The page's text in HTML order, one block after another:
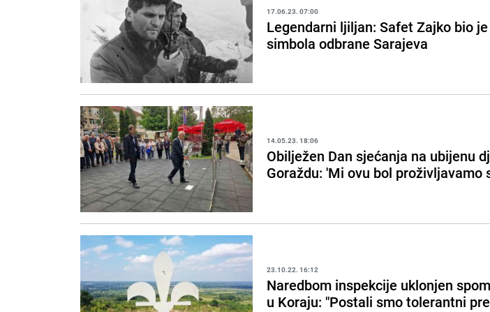
17.06.23. 07:00
Legendarni ljiljan: Safet Zajko bio
simbola odbrane Sarajeva
14.05.23. 18:06
Obilježen Dan sjećanja na ubijenu
Goraždu: 'Mi ovu bol proživljavamo
23.10.22. 16:12
Naredbom inspekcije uklonjen
u Koraju: "Postali smo tolerantni